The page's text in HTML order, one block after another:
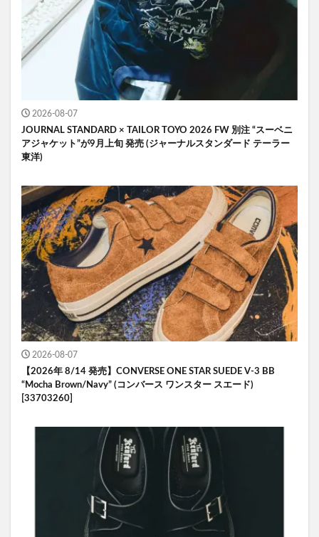
2026-08-07
JOURNAL STANDARD × TAILOR TOYO 2026 FW 別注 “スーベニ
アジャケット”が9月上旬 発売 (ジャーナルスタンダード テーラー
東洋)
2026-08-07
【2026年 8/14 発売】CONVERSE ONE STAR SUEDE V-3 BB
“Mocha Brown/Navy” (コンバース ワンスター スエード)
[33703260]